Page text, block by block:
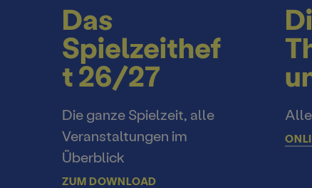
Das
Spielzeithef
t 26/27
Die ganze Spielzeit, alle
Veranstaltungen im
Überblick
ZUM DOWNLOAD